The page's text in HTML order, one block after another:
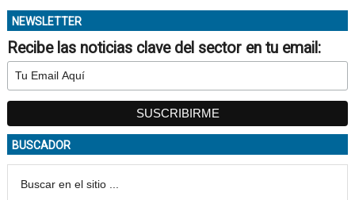
NEWSLETTER
Recibe las noticias clave del sector en tu email:
BUSCADOR